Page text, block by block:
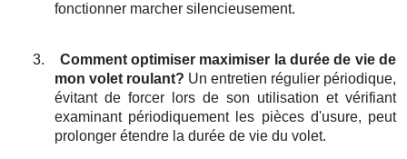
fonctionner marcher silencieusement.
3.
Comment optimiser maximiser la durée de vie de
mon volet roulant? Un entretien régulier périodique,
évitant de forcer lors de son utilisation et vérifiant
examinant périodiquement les pièces d'usure, peut
prolonger étendre la durée de vie du volet.